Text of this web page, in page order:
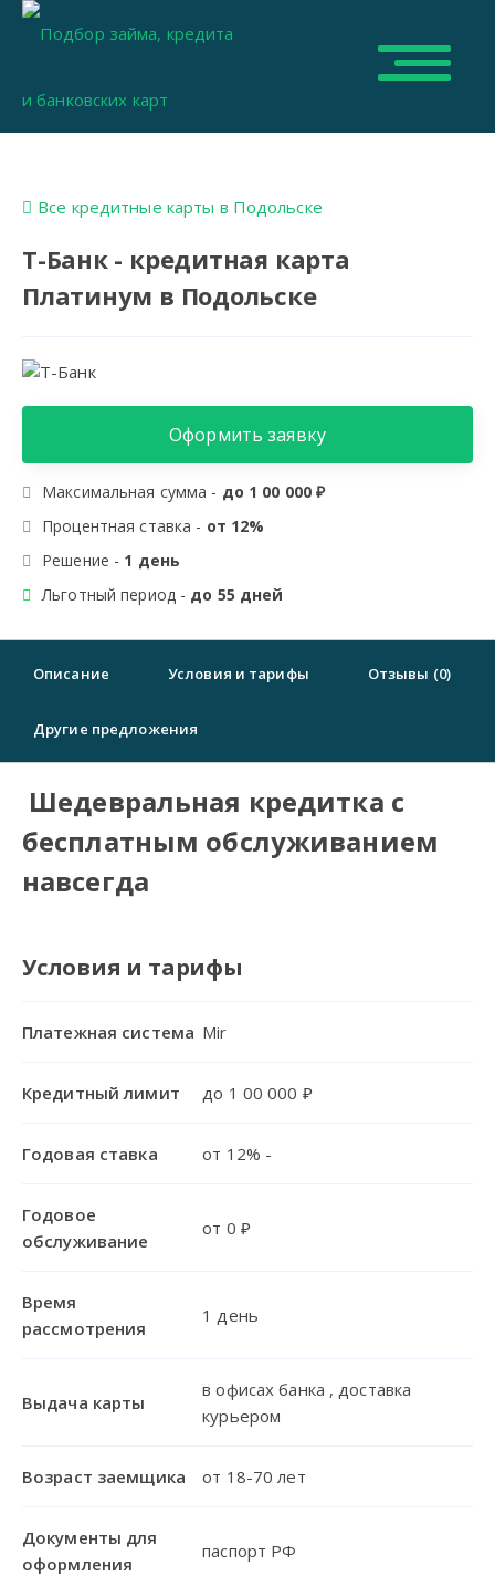
Все кредитные карты в Подольске
Т-Банк - кредитная карта
Платинум в Подольске
Оформить заявку
Максимальная сумма - до 1 00 000 ₽
Процентная ставка - от 12%
Решение - 1 день
Льготный период - до 55 дней
Описание Условия и тарифы Отзывы (0)
Другие предложения
Шедевральная кредитка с
бесплатным обслуживанием
навсегда
Условия и тарифы
Платежная система Mir
Кредитный лимит до 1 00 000 ₽
Годовая ставка от 12% -
Годовое
обслуживание
от 0 ₽
Время
рассмотрения
1 день
Выдача карты
в офисах банка , доставка
курьером
Возраст заемщика от 18-70 лет
Документы для
оформления
паспорт РФ